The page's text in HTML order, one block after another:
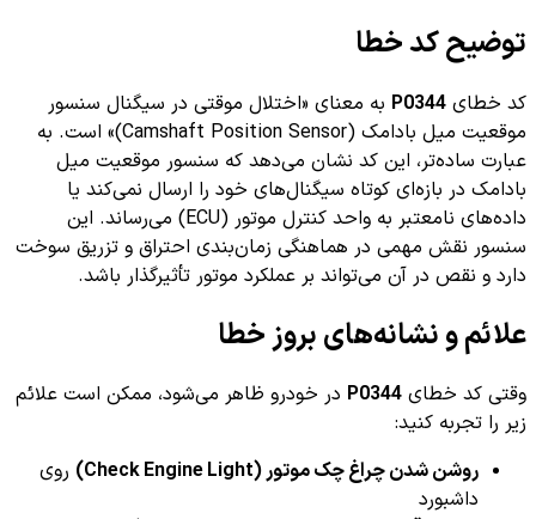
توضیح کد خطا
کد خطای P0344 به معنای «اختلال موقتی در سیگنال سنسور
موقعیت میل بادامک (Camshaft Position Sensor)» است. به
عبارت ساده‌تر، این کد نشان می‌دهد که سنسور موقعیت میل
بادامک در بازه‌ای کوتاه سیگنال‌های خود را ارسال نمی‌کند یا
داده‌های نامعتبر به واحد کنترل موتور (ECU) می‌رساند. این
سنسور نقش مهمی در هماهنگی زمان‌بندی احتراق و تزریق سوخت
دارد و نقص در آن می‌تواند بر عملکرد موتور تأثیرگذار باشد.
علائم و نشانه‌های بروز خطا
وقتی کد خطای P0344 در خودرو ظاهر می‌شود، ممکن است علائم
زیر را تجربه کنید:
روشن شدن چراغ چک موتور (Check Engine Light)
روی
داشبورد